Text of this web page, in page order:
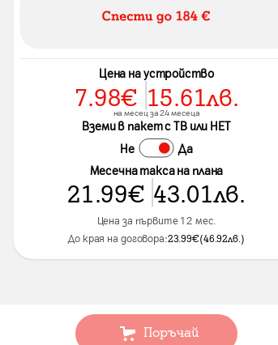
Цена на устройство
7.98€ 15.61лв.
на месец за 24 месеца
Вземи в пакет с ТВ или НЕТ
Не Да
Месечна такса на плана
21.99€ 43.01лв.
Цена за първите 12 мес.
До края на договора:23.99€(46.92лв.)
Поръчай